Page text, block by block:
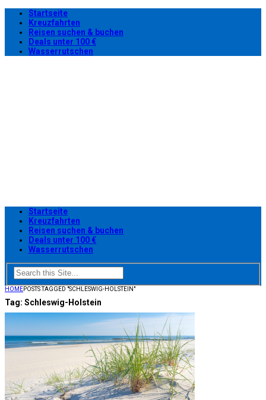
Startseite
Kreuzfahrten
Reisen suchen & buchen
Deals unter 100 €
Wasserrutschen
Startseite
Kreuzfahrten
Reisen suchen & buchen
Deals unter 100 €
Wasserrutschen
HOMEPOSTS TAGGED "SCHLESWIG-HOLSTEIN"
Tag: Schleswig-Holstein